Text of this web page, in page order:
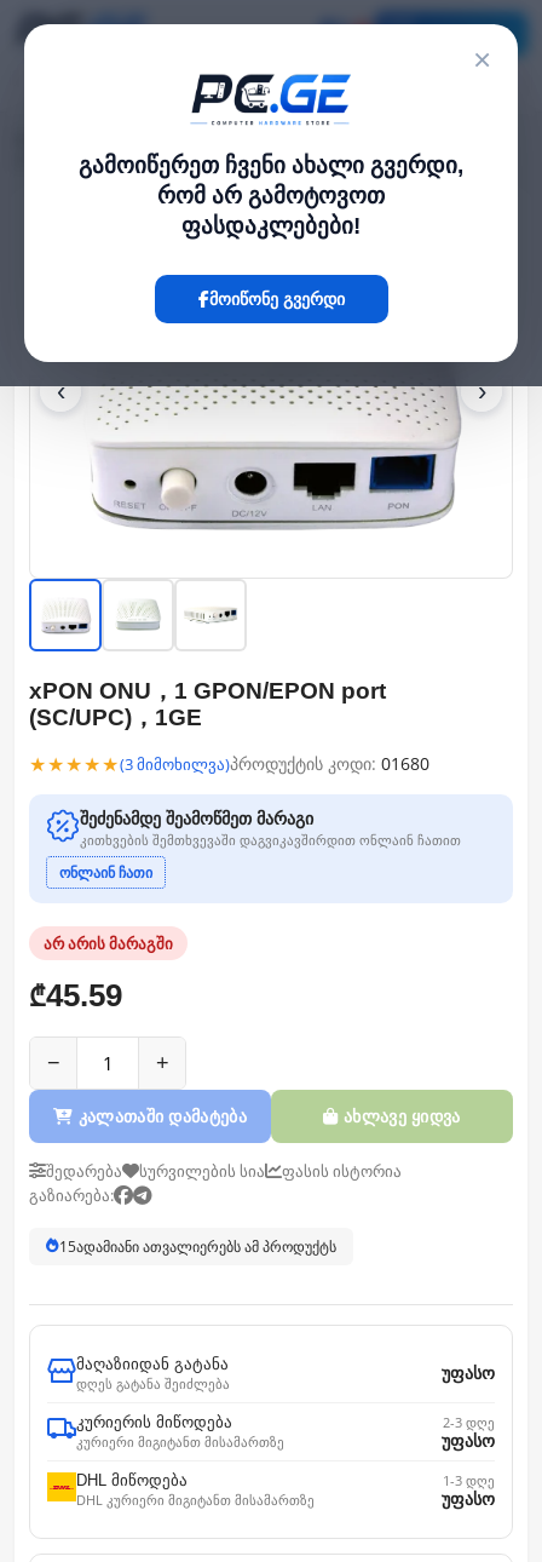
×
გამოიწერეთ ჩვენი ახალი გვერდი,
რომ არ გამოტოვოთ
ფასდაკლებები!
მოიწონე გვერდი
xPON ONU，1 GPON/EPON port (SC/UPC)，1GE
‹ ›
xPON ONU，1 GPON/EPON port
(SC/UPC)，1GE
★★★★★(3 მიმოხილვა)პროდუქტის კოდი: 01680
შეძენამდე შეამოწმეთ მარაგი
კითხვების შემთხვევაში დაგვიკავშირდით ონლაინ ჩათით
ონლაინ ჩათი
არ არის მარაგში
₾45.59
− +
კალათაში დამატება ახლავე ყიდვა
შედარება სურვილების სია
ფასის ისტორია
გაზიარება:
15ადამიანი ათვალიერებს ამ პროდუქტს
მაღაზიიდან გატანა
დღეს გატანა შეიძლება
უფასო
კურიერის მიწოდება
კურიერი მიგიტანთ მისამართზე
2-3 დღე
უფასო
DHL მიწოდება
DHL კურიერი მიგიტანთ მისამართზე
1-3 დღე
უფასო